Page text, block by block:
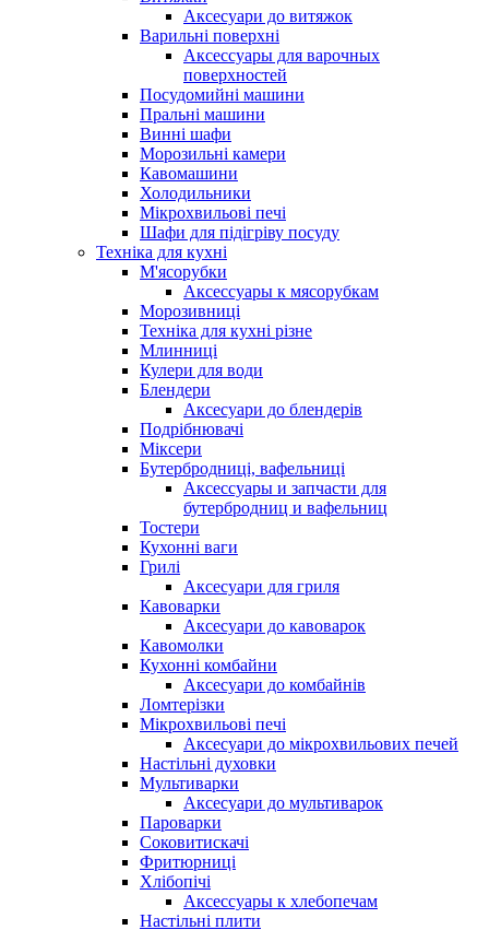
Аксесуари до витяжок
Варильні поверхні
Аксессуары для варочных
поверхностей
Посудомийні машини
Пральні машини
Винні шафи
Морозильні камери
Кавомашини
Холодильники
Мікрохвильові печі
Шафи для підігріву посуду
Техніка для кухні
М'ясорубки
Аксессуары к мясорубкам
Морозивниці
Техніка для кухні різне
Млинниці
Кулери для води
Блендери
Аксесуари до блендерів
Подрібнювачі
Міксери
Бутербродниці, вафельниці
Аксессуары и запчасти для
бутербродниц и вафельниц
Тостери
Кухонні ваги
Грилі
Аксесуари для гриля
Кавоварки
Аксесуари до кавоварок
Кавомолки
Кухонні комбайни
Аксесуари до комбайнів
Ломтерізки
Мікрохвильові печі
Аксесуари до мікрохвильових печей
Настільні духовки
Мультиварки
Аксесуари до мультиварок
Пароварки
Соковитискачі
Фритюрниці
Хлібопічі
Аксессуары к хлебопечам
Настільні плити